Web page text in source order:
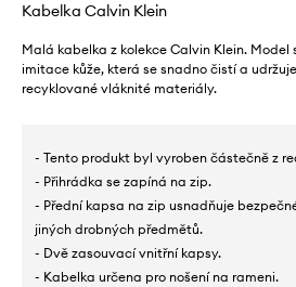
Kabelka Calvin Klein
Malá kabelka z kolekce Calvin Klein. Model
imitace kůže, která se snadno čistí a
recyklované vláknité materiály.
- Tento produkt byl vyroben částečně z
- Přihrádka se zapíná na zip.
- Přední kapsa na zip usnadňuje
jiných drobných předmětů.
- Dvě zasouvací vnitřní kapsy.
- Kabelka určena pro nošení na rameni.